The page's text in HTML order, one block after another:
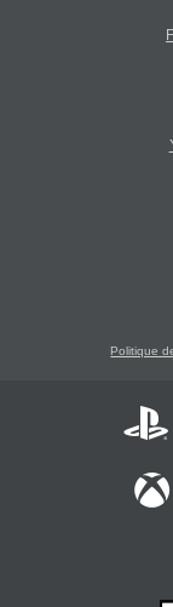
Politique